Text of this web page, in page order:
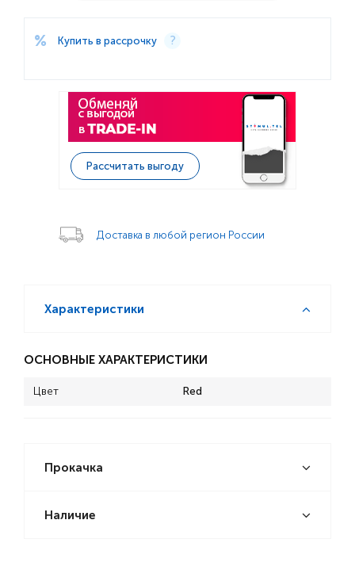
Купить в рассрочку
Рассчитать выгоду
Доставка в любой регион России
Характеристики
ОСНОВНЫЕ ХАРАКТЕРИСТИКИ
Цвет Red
Прокачка
Наличие